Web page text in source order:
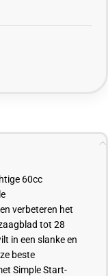
60cc
verbeteren het
tot 28
in een slanke en
beste
Simple Start-